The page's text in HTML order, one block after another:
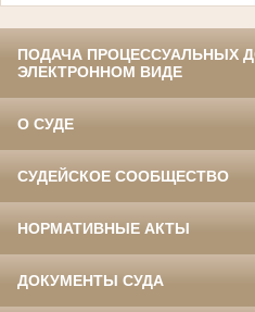
ПОДАЧА ПРОЦЕССУАЛЬНЫХ
ЭЛЕКТРОННОМ ВИДЕ
О СУДЕ
СУДЕЙСКОЕ СООБЩЕСТВО
НОРМАТИВНЫЕ АКТЫ
ДОКУМЕНТЫ СУДА